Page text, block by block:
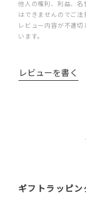
他人の権利、利益、
はできませんのでご注
レビュー内容が不適
います。
レビューを書く
ギフトラッピン